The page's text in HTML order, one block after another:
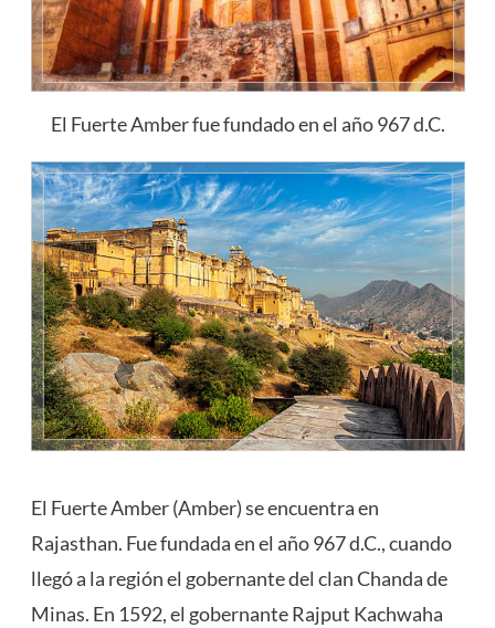
El Fuerte Amber fue fundado en el año 967 d.C.
El Fuerte Amber (Amber) se encuentra en
Rajasthan. Fue fundada en el año 967 d.C., cuando
llegó a la región el gobernante del clan Chanda de
Minas. En 1592, el gobernante Rajput Kachwaha